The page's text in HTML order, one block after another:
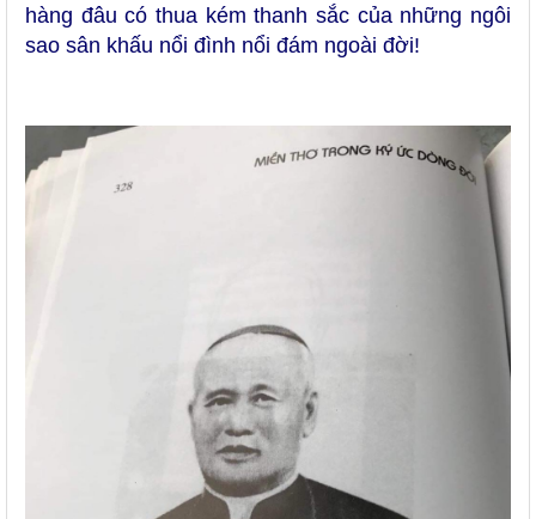
hàng đâu có thua kém thanh sắc của những ngôi
sao sân khấu nổi đình nổi đám ngoài đời!